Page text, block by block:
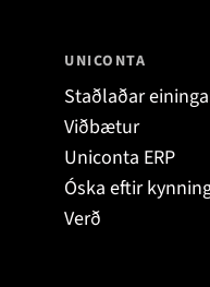
UNICONTA
Staðlaðar
Viðbætur
Uniconta ERP
Óska eftir
Verð